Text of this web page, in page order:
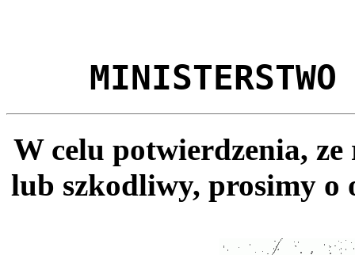
MINISTERSTWO
W celu potwierdzenia,
lub szkodliwy, prosimy o